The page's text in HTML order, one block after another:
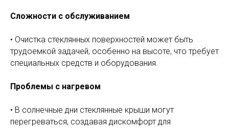
Сложности с обслуживанием
• Очистка стеклянных поверхностей может быть
трудоемкой задачей, особенно на высоте, что требует
специальных средств и оборудования.
Проблемы с нагревом
• В солнечные дни стеклянные крыши могут
перегреваться, создавая дискомфорт для